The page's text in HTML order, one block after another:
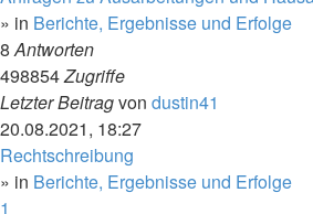
» in Berichte, Ergebnisse und Erfolge
8Antworten
498854Zugriffe
Letzter Beitragvon dustin41
20.08.2021, 18:27
Rechtschreibung
» in Berichte, Ergebnisse und Erfolge
1